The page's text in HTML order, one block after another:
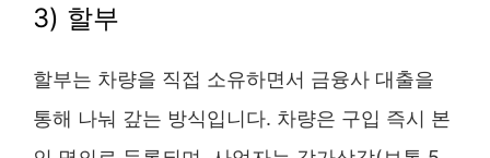
3) 할부
할부는 차량을 직접 소유하면서 금융사 대출을
통해 나눠 갚는 방식입니다. 차량은 구입 즉시 본